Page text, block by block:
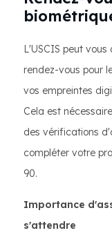
L'USCIS peut
rendez-vous pour
vos empreintes
Cela est
des vérifications
compléter votre
90.
Importance
s'attendre